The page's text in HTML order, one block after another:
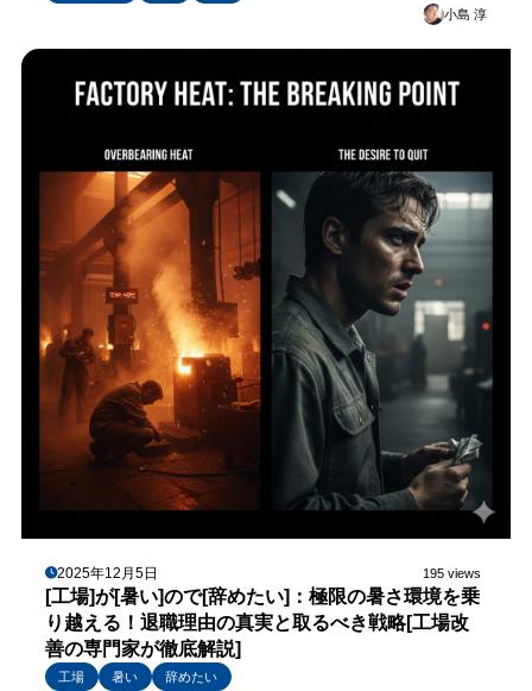
小島 淳
2025年12月5日 195 views
[工場]が[暑い]ので[辞めたい]：極限の暑さ環境を乗
り越える！退職理由の真実と取るべき戦略[工場改
善の専門家が徹底解説]
工場 暑い 辞めたい